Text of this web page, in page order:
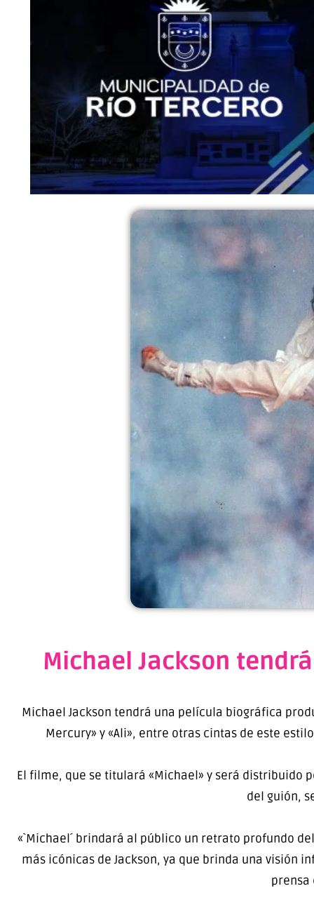
Michael Jackson
Michael Jackson tendrá una película biográfica
Mercury» y «Ali», entre otras cintas de este
El filme, que se titulará «Michael» y será distribuido
del guión,
«`Michael´ brindará al público un retrato profundo
más icónicas de Jackson, ya que brinda una visión